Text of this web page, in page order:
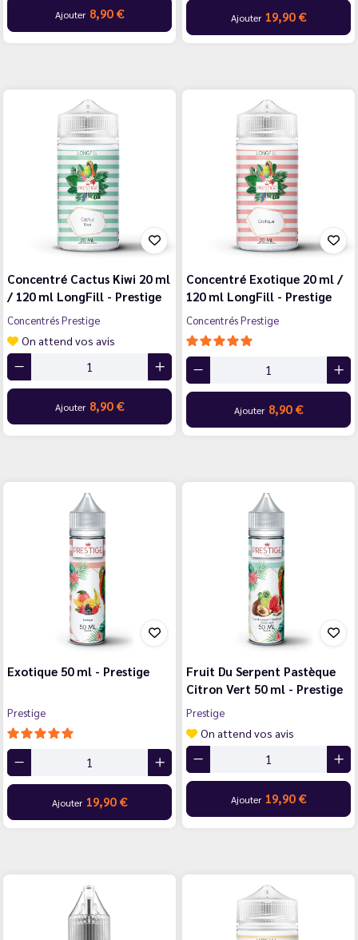
Ajouter 8,90 € Ajouter 19,90 €
Concentré Cactus Kiwi 20 ml
/ 120 ml LongFill - Prestige
Concentrés Prestige
On attend vos avis
Ajouter 8,90 €
Concentré Exotique 20 ml /
120 ml LongFill - Prestige
Concentrés Prestige
Ajouter 8,90 €
Exotique 50 ml - Prestige
Prestige
Ajouter 19,90 €
Fruit Du Serpent Pastèque
Citron Vert 50 ml - Prestige
Prestige
On attend vos avis
Ajouter 19,90 €